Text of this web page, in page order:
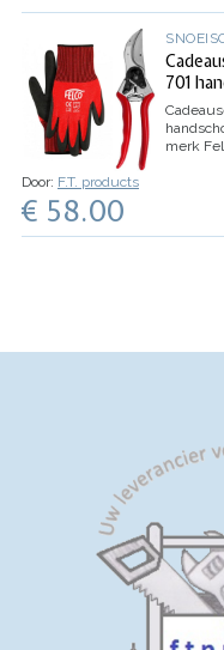
een
RR650
701
merk
geven
De
Door: F.T. products
€ 58.00